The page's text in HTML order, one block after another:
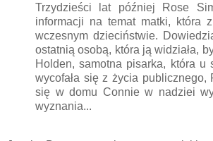
Trzydzieści lat później Rose
informacji na temat matki, która
wczesnym dzieciństwie.
ostatnią osobą, która ją widziała,
Holden, samotna pisarka, która u
wycofała się z życia publicznego,
się w domu Connie w nadziei
wyznania...